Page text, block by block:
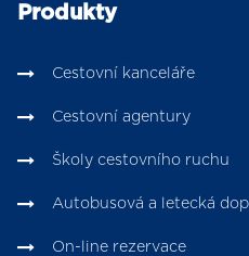
Produkty
Cestovní kanceláře
Cestovní agentury
Školy cestovního ruchu
Autobusová a letecká
On-line rezervace